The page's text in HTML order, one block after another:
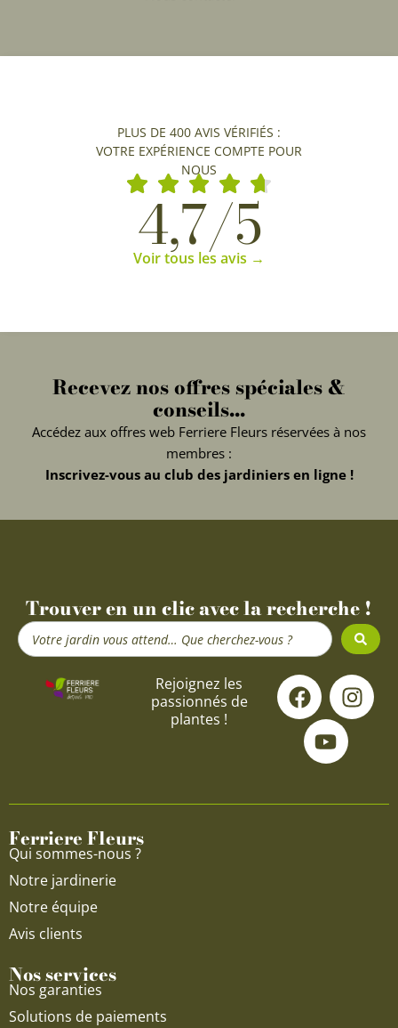
PLUS DE 400 AVIS VÉRIFIÉS :
VOTRE EXPÉRIENCE COMPTE POUR
NOUS
4,7/5
Voir tous les avis →
Recevez nos offres spéciales &
conseils...
Accédez aux offres web Ferriere Fleurs réservées à nos
membres :
Inscrivez-vous au club des jardiniers en ligne !
Trouver en un clic avec la recherche !
Search
...
Rejoignez les
passionnés de
plantes !
F
a
c
e
o
I
n
s
g
Y
o
u
t
u
b
Ferriere Fleurs
Qui sommes-nous ?
Notre jardinerie
Notre équipe
Avis clients
Nos services
Nos garanties
Solutions de paiements